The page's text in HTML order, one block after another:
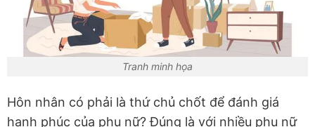
Tranh minh họa
Hôn nhân có phải là thứ chủ chốt để đánh giá
hạnh phúc của phụ nữ? Đúng là với nhiều phụ nữ